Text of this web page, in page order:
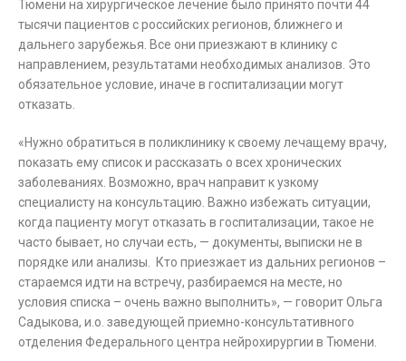
Тюмени на хирургическое лечение было принято почти 44
тысячи пациентов с российских регионов, ближнего и
дальнего зарубежья. Все они приезжают в клинику с
направлением, результатами необходимых анализов. Это
обязательное условие, иначе в госпитализации могут
отказать.
«Нужно обратиться в поликлинику к своему лечащему врачу,
показать ему список и рассказать о всех хронических
заболеваниях. Возможно, врач направит к узкому
специалисту на консультацию. Важно избежать ситуации,
когда пациенту могут отказать в госпитализации, такое не
часто бывает, но случаи есть, — документы, выписки не в
порядке или анализы. Кто приезжает из дальних регионов –
стараемся идти на встречу, разбираемся на месте, но
условия списка – очень важно выполнить», — говорит Ольга
Садыкова, и.о. заведующей приемно-консультативного
отделения Федерального центра нейрохирургии в Тюмени.